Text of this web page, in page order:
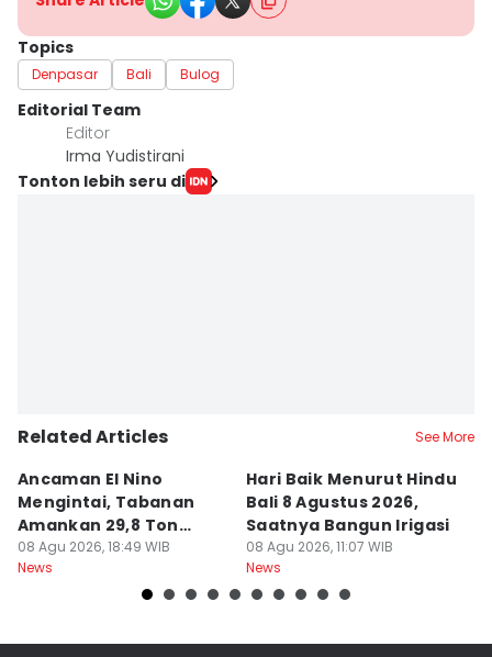
Topics
Denpasar Bali Bulog
Editorial Team
Editor
Irma Yudistirani
Tonton lebih seru di
Related Articles See More
Ancaman El Nino
Mengintai, Tabanan
Amankan 29,8 Ton
Beras
08 Agu 2026, 18:49 WIB
News
Hari Baik Menurut Hindu
Bali 8 Agustus 2026,
Saatnya Bangun Irigasi
08 Agu 2026, 11:07 WIB
News